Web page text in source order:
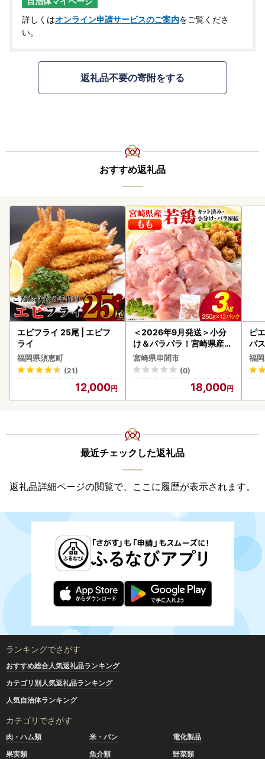
詳しくはオンライン申請サービスのご案内をご覧くださ
い。
返礼品不要の寄附をする
おすすめ返礼品
エビフライ 25尾 | エビフ
ライ
福岡県須恵町
(21)
12,000
＜2026年9月発送＞小分
け＆パラパラ！宮崎県産鶏
ももカット合計3kg_K043
-009-2609
宮崎県串間市
(0)
18,000
ピ
パ
福
最近チェックした返礼品
返礼品詳細ページの閲覧で、ここに履歴が表示されます。
ランキングでさがす
おすすめ総合人気返礼品ランキング
カテゴリ別人気返礼品ランキング
人気自治体ランキング
カテゴリでさがす
肉・ハム類 米・パン
電化製品
果実類
魚介類
野菜類